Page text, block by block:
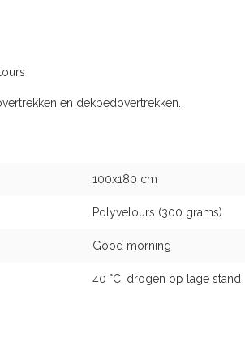
en dekbedovertrekken.
100x180 cm
Polyvelours (300 grams)
Good morning
40 °C, drogen op lage stand